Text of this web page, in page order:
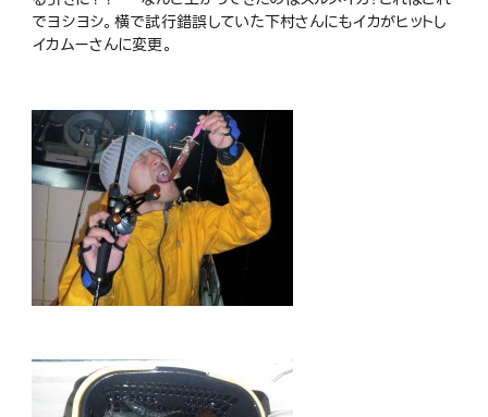
でヨシヨシ。横で試行錯誤していた下村さんにもイカがヒットし
イカムーさんに変更。